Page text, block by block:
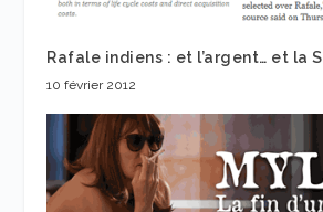
Rafale indiens : et l’argent… et la
10 février 2012